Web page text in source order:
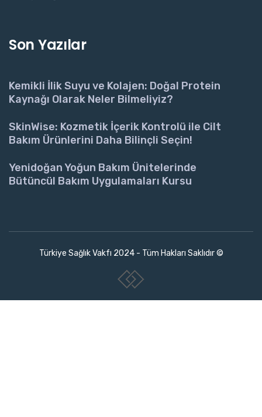
Son Yazılar
Kemikli İlik Suyu ve Kolajen: Doğal Protein
Kaynağı Olarak Neler Bilmeliyiz?
SkinWise: Kozmetik İçerik Kontrolü ile Cilt
Bakım Ürünlerini Daha Bilinçli Seçin!
Yenidoğan Yoğun Bakım Ünitelerinde
Bütüncül Bakım Uygulamaları Kursu
Türkiye Sağlık Vakfı 2024 - Tüm Hakları Saklıdır ©
www.collectivepeople.com.tr